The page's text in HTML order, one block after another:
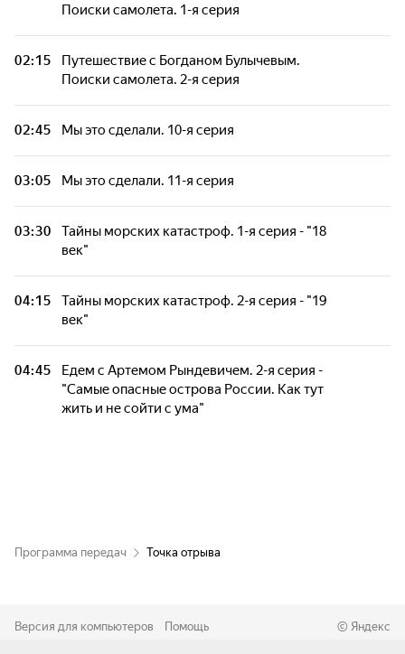
Мы это сделали. 2-я серия
Мы это сделали. 3-я серия
Тайные сокровища Тихого океана. 5-я серия
- "Лау"
Тайные сокровища Тихого океана. 6-я серия
- "В самом сердце Полинезии"
Поиски самолета. 1-я серия
02:15
Путешествие с Богданом Булычевым.
Поиски самолета. 2-я серия
02:45 Мы это сделали. 10-я серия
03:05 Мы это сделали. 11-я серия
03:30
Тайны морских катастроф. 1-я серия - "18
век"
04:15
Тайны морских катастроф. 2-я серия - "19
век"
04:45
Едем с Артемом Рындевичем. 2-я серия -
"Самые опасные острова России. Как тут
жить и не сойти с ума"
Программа передач Точка отрыва
Версия для компьютеров Помощь © Яндекс